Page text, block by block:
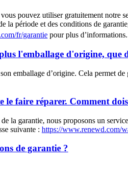
pouvez utiliser gratuitement notre
la période et des conditions de
fr/garantie pour plus
l'emballage d'origine, que
emballage d’origine. Cela permet
le faire réparer. Comment
la garantie, nous proposons un
suivante : https://www.renewd.com/
de garantie ?